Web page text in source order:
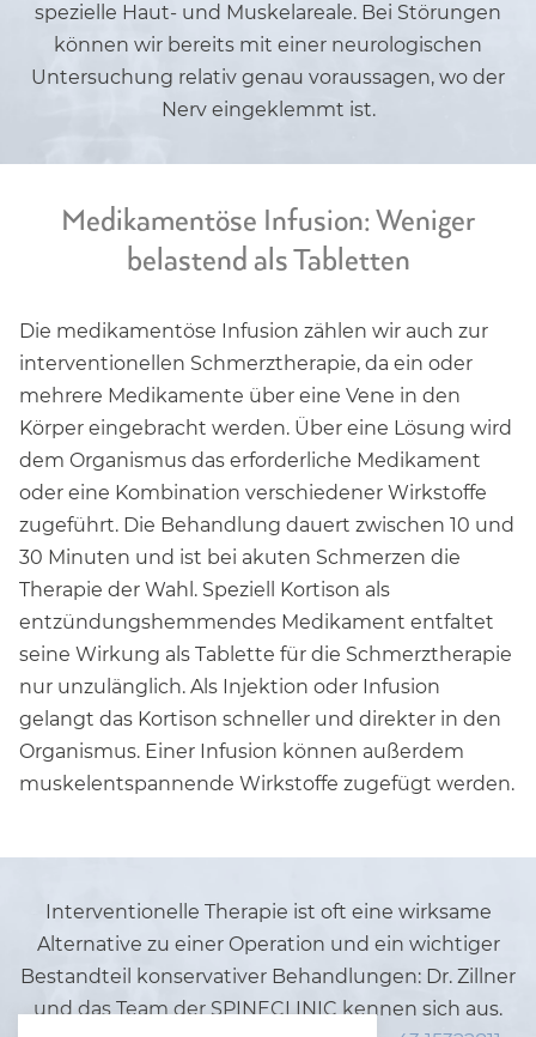
spezielle Haut- und Muskelareale. Bei Störungen
können wir bereits mit einer neurologischen
Untersuchung relativ genau voraussagen, wo der
Nerv eingeklemmt ist.
Medikamentöse Infusion: Weniger
belastend als Tabletten
Die medikamentöse Infusion zählen wir auch zur
interventionellen Schmerztherapie, da ein oder
mehrere Medikamente über eine Vene in den
Körper eingebracht werden. Über eine Lösung wird
dem Organismus das erforderliche Medikament
oder eine Kombination verschiedener Wirkstoffe
zugeführt. Die Behandlung dauert zwischen 10 und
30 Minuten und ist bei akuten Schmerzen die
Therapie der Wahl. Speziell Kortison als
entzündungshemmendes Medikament entfaltet
seine Wirkung als Tablette für die Schmerztherapie
nur unzulänglich. Als Injektion oder Infusion
gelangt das Kortison schneller und direkter in den
Organismus. Einer Infusion können außerdem
muskelentspannende Wirkstoffe zugefügt werden.
Interventionelle Therapie ist oft eine wirksame
Alternative zu einer Operation und ein wichtiger
Bestandteil konservativer Behandlungen: Dr. Zillner
und das Team der SPINECLINIC kennen sich aus.